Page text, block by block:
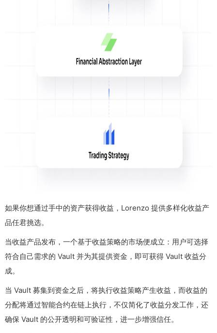
如果你想通过手中的资产获得收益，Lorenzo 提供多样化收益产
品任君挑选。
当收益产品发布，一个基于收益策略的市场便成立：用户可选择
符合自己需求的 Vault 并为其提供资金，即可获得 Vault 收益分
成。
当 Vault 募集到资金之后，将执行收益策略产生收益，而收益的
分配将通过智能合约在链上执行，不仅简化了收益分发工作，还
确保 Vault 的公开透明和可验证性，进一步增强信任。